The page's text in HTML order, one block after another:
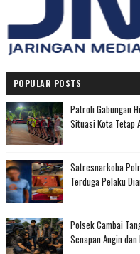
POPULAR POSTS
Patroli Gabungan
Situasi Kota Tetap
Satresnarkoba
Terduga Pelaku
Polsek Cambai
Senapan Angin